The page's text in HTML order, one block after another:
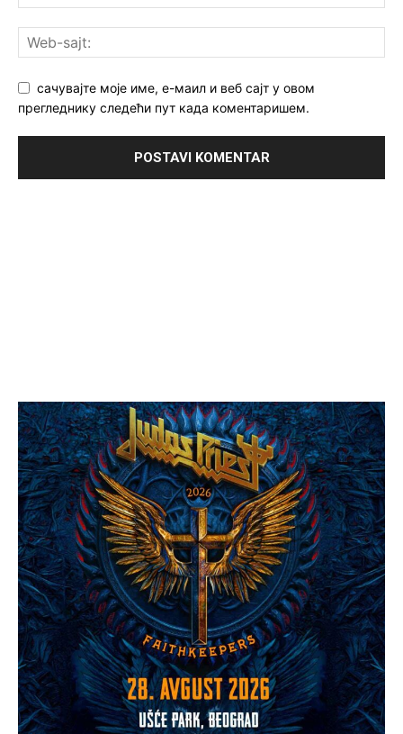
сачувајте моје име, е-маил и веб сајт у овом
прегледнику следећи пут када коментаришем.